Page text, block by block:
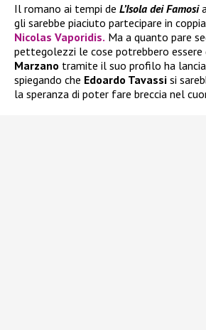
Il romano ai tempi de L’Isola dei Famosi
gli sarebbe piaciuto partecipare in
Nicolas Vaporidis. Ma a quanto pare
pettegolezzi le cose potrebbero essere
Marzano tramite il suo profilo ha
spiegando che Edoardo Tavassi si
la speranza di poter fare breccia nel